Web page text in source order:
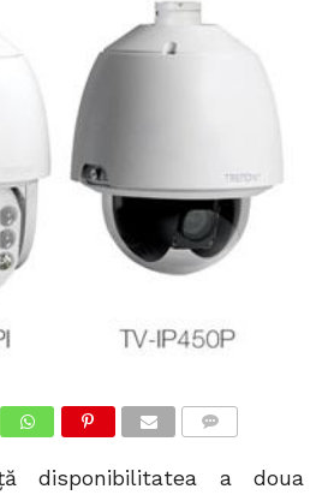
disponibilitatea a doua